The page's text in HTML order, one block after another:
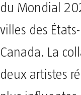
du Mondial
villes des
Canada. La
deux artistes